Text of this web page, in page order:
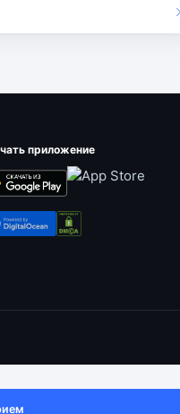
приложение